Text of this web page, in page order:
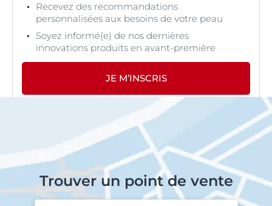
Recevez des recommandations
personnalisées aux besoins de votre peau
Soyez informé(e) de nos dernières
innovations produits en avant-première
JE M’INSCRIS
Trouver un point de vente